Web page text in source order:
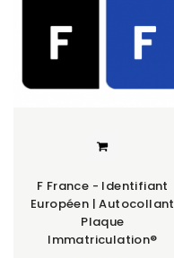
F France - Identifiant
Européen | Autocollant
Plaque
Immatriculation®